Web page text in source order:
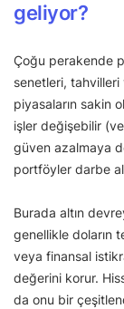
geliyor?
Çoğu perakende
senetleri, tahvilleri
piyasaların sakin
işler değişebilir
güven azalmaya
portföyler darbe
Burada altın
genellikle doların
veya finansal
değerini korur.
da onu bir